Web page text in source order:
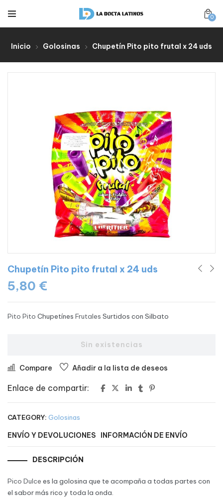
0
Inicio Golosinas Chupetín Pito pito frutal x 24 uds
Chupetín Pito pito frutal x 24 uds
5,80 €
Pito Pito Chupetínes Frutales Surtidos con Silbato
Sin existencias
Compare Añadir a la lista de deseos
Enlace de compartir:
CATEGORY: Golosinas
ENVÍO Y DEVOLUCIONES INFORMACIÓN DE ENVÍO
DESCRIPCIÓN
Pico Dulce es la golosina que te acompaña a todas partes con
el sabor más rico y toda la onda.